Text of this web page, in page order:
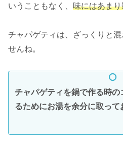
いうこともなく、 味にはあま
チャパゲティは、ざっくりと
せんね。
チャパゲティを鍋で作る時の
るためにお湯を余分に取って